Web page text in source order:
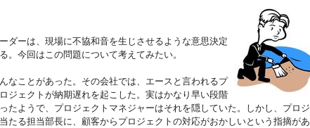
ダーは、現場に不協和音を生じさせるような意思決定
。今回はこの問題について考えてみたい。
なことがあった。その会社では、エースと言われるプ
ジェクトが納期遅れを起こした。実はかなり早い段階
たようで、プロジェクトマネジャーはそれを隠していた。しかし、プロジ
たる担当部長に、顧客からプロジェクトの対応がおかしいという指摘があ